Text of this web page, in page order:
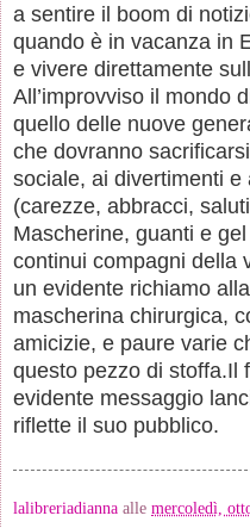
a sentire il boom di
quando è in vacanza in
e vivere direttamente
All’improvviso il mondo
quello delle nuove
che dovranno
sociale, ai divertimenti
(carezze, abbracci,
Mascherine, guanti e
continui compagni della
un evidente richiamo
mascherina chirurgica,
amicizie, e paure varie
questo pezzo di stoffa.Il
evidente messaggio
riflette il suo pubblico.
lalibreriadianna alle mercoledì,